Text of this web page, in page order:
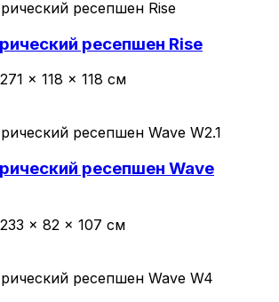
ресепшен Rise
271 × 118 × 118 см
ресепшен Wave
233 × 82 × 107 см